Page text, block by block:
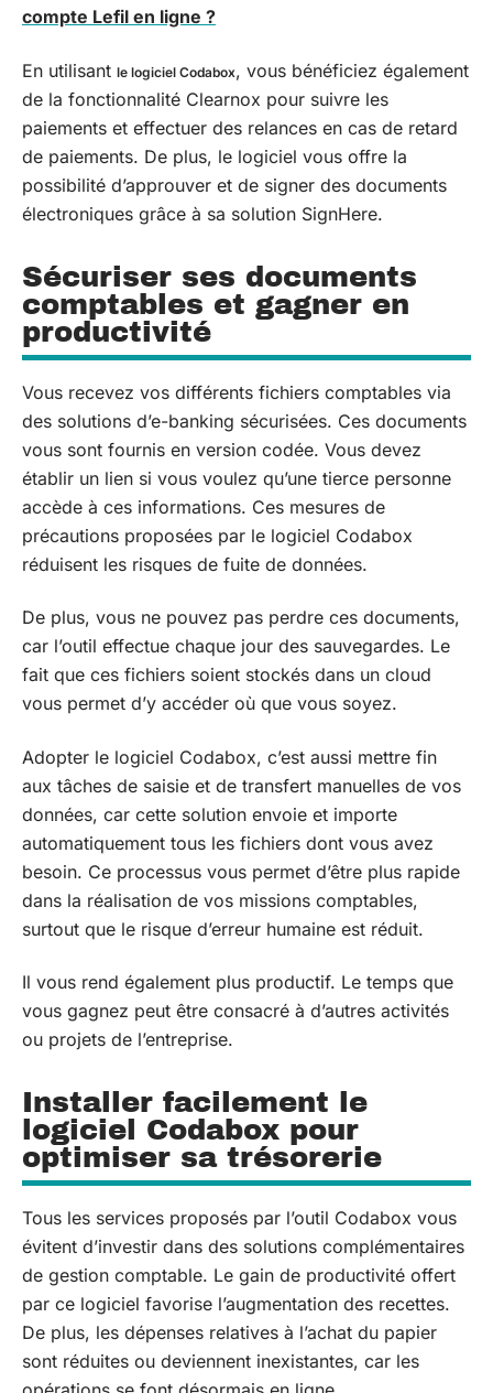
compte Lefil en ligne ?
En utilisant le logiciel Codabox, vous bénéficiez également
de la fonctionnalité Clearnox pour suivre les
paiements et effectuer des relances en cas de retard
de paiements. De plus, le logiciel vous offre la
possibilité d’approuver et de signer des documents
électroniques grâce à sa solution SignHere.
Sécuriser ses documents
comptables et gagner en
productivité
Vous recevez vos différents fichiers comptables via
des solutions d’e-banking sécurisées. Ces documents
vous sont fournis en version codée. Vous devez
établir un lien si vous voulez qu’une tierce personne
accède à ces informations. Ces mesures de
précautions proposées par le logiciel Codabox
réduisent les risques de fuite de données.
De plus, vous ne pouvez pas perdre ces documents,
car l’outil effectue chaque jour des sauvegardes. Le
fait que ces fichiers soient stockés dans un cloud
vous permet d’y accéder où que vous soyez.
Adopter le logiciel Codabox, c’est aussi mettre fin
aux tâches de saisie et de transfert manuelles de vos
données, car cette solution envoie et importe
automatiquement tous les fichiers dont vous avez
besoin. Ce processus vous permet d’être plus rapide
dans la réalisation de vos missions comptables,
surtout que le risque d’erreur humaine est réduit.
Il vous rend également plus productif. Le temps que
vous gagnez peut être consacré à d’autres activités
ou projets de l’entreprise.
Installer facilement le
logiciel Codabox pour
optimiser sa trésorerie
Tous les services proposés par l’outil Codabox vous
évitent d’investir dans des solutions complémentaires
de gestion comptable. Le gain de productivité offert
par ce logiciel favorise l’augmentation des recettes.
De plus, les dépenses relatives à l’achat du papier
sont réduites ou deviennent inexistantes, car les